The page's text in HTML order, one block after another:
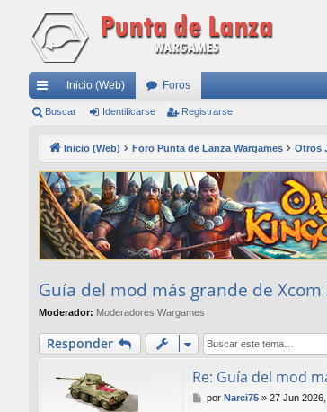
nl
rá
pi
do
Inicio (Web) Foros
Buscar Identificarse Registrarse
Inicio (Web) Foro Punta de Lanza Wargames Otros
Guía del mod más grande de Xcom
Moderador: Moderadores Wargames
Responder
Re: Guía del mod
M
por Narci75» 27 Jun